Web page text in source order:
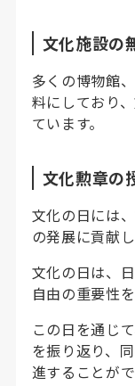
文化施設の
多くの博物館
料にしており
ています。
文化勲章の
文化の日には
の発展に貢献
文化の日は、
自由の重要性
この日を通じ
を振り返り、
進することが